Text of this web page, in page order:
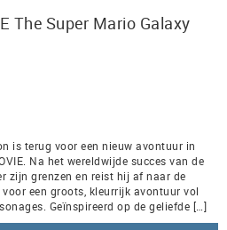
The Super Mario Galaxy
is terug voor een nieuw avontuur in
Na het wereldwijde succes van de
zijn grenzen en reist hij af naar de
een groots, kleurrijk avontuur vol
Geïnspireerd op de geliefde […]